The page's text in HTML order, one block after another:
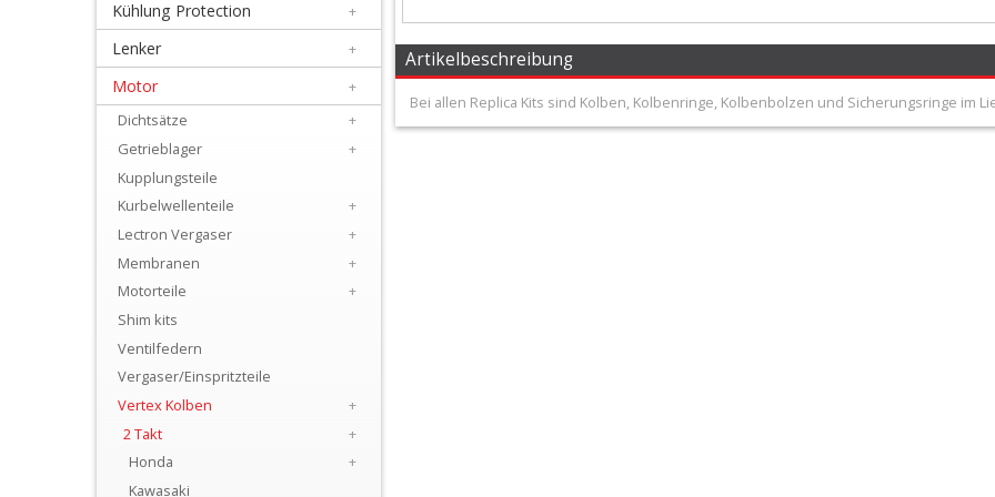
Schmierstoffe
Armaturen
Kühlung
Protection
Kühlung Protection +
Lenker +
Motor
+
Dichtsätze
+
Getrieblager
+
Kupplungsteile
Kurbelwellenteile
+
Lectron Vergaser
+
Membranen
+
Motorteile
+
Shim kits
Ventilfedern
Vergaser/Einspritzteile
Vertex Kolben
+
2 Takt
+
Honda
+
Kawasaki
Artikelbeschreibung
Bei allen Replica Kits sind Kolben, Kolbenringe, Kolbenbolzen und Sicherungsringe im